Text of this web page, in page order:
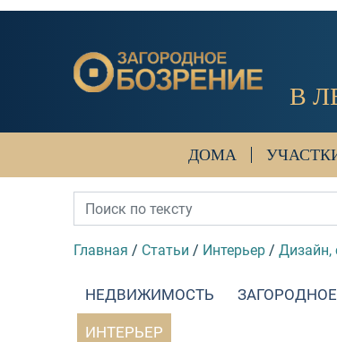
В
ДОМА
Главная / Статьи / Интерьер / Дизайн,
НЕДВИЖИМОСТЬ
ИНТЕРЬЕР